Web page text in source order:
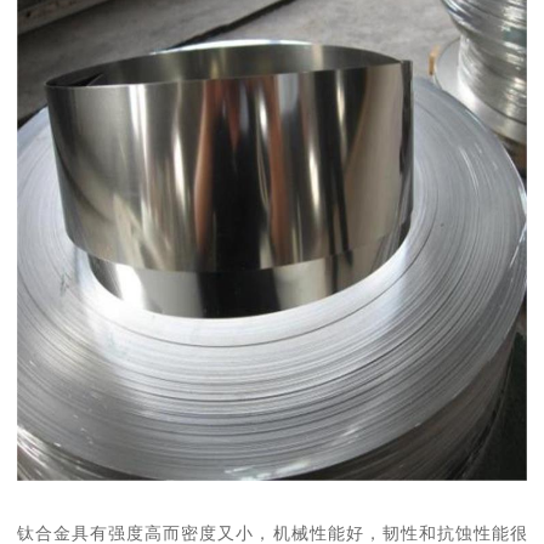
钛合金具有强度高而密度又小，机械性能好，韧性和抗蚀性能很